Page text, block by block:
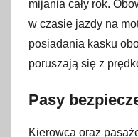
mijania cały rok.
w czasie jazdy na
posiadania kasku
poruszają się z
Pasy
Kierowca oraz